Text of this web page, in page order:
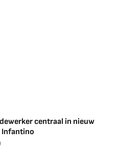
centraal in nieuw
Infantino